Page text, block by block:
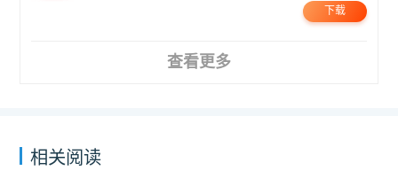
下载
查看更多
相关阅读